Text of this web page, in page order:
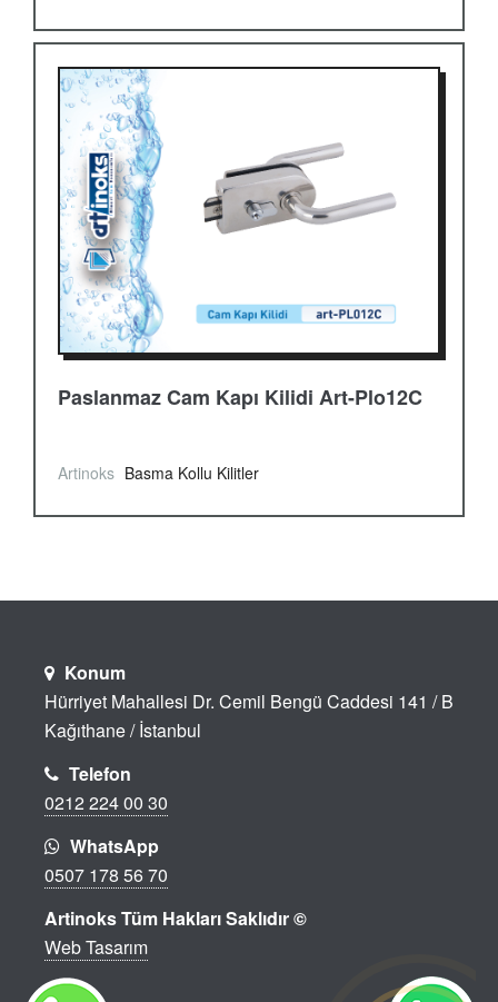
Paslanmaz Cam Kapı Kilidi Art-Plo12C
Artinoks Basma Kollu Kilitler
Konum
Hürriyet Mahallesi Dr. Cemil Bengü Caddesi 141 / B
Kağıthane / İstanbul
Telefon
0212 224 00 30
WhatsApp
0507 178 56 70
Artinoks Tüm Hakları Saklıdır ©
Web Tasarım